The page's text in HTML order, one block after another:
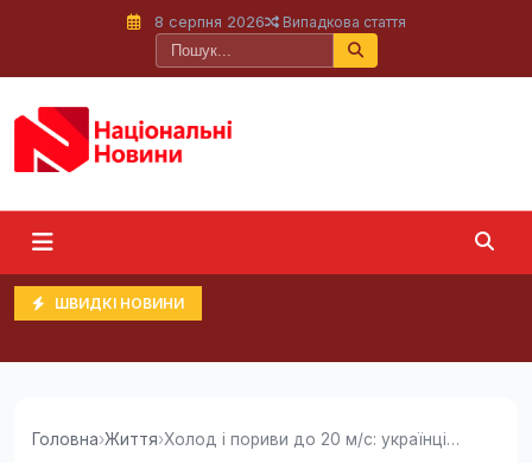
8 серпня 2026 Випадкова стаття
ШВИДКІ НОВИНИ
Головна›Життя› Холод і пориви до 20 м/с: українців засмутили...